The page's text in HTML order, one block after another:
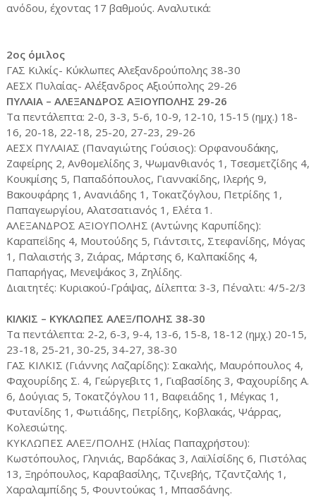
ανόδου, έχοντας 17 βαθμούς. Αναλυτικά:
2ος όμιλος
ΓΑΣ Κιλκίς- Κύκλωπες Αλεξανδρούπολης 38-30
ΑΕΣΧ Πυλαίας- Αλέξανδρος Αξιούπολης 29-26
ΠΥΛΑΙΑ – ΑΛΕΞΑΝΔΡΟΣ ΑΞΙΟΥΠΟΛΗΣ 29-26
Τα πεντάλεπτα: 2-0, 3-3, 5-6, 10-9, 12-10, 15-15 (ημχ.) 18-
16, 20-18, 22-18, 25-20, 27-23, 29-26
ΑΕΣΧ ΠΥΛΑΙΑΣ (Παναγιώτης Γούσιος): Ορφανουδάκης,
Ζαφείρης 2, Ανθομελίδης 3, Ψωμανθιανός 1, Τσεσμετζίδης 4,
Κουκμίσης 5, Παπαδόπουλος, Γιαννακίδης, Ιλερής 9,
Βακουφάρης 1, Ανανιάδης 1, Τοκατζόγλου, Πετρίδης 1,
Παπαγεωργίου, Αλατσατιανός 1, Ελέτα 1.
ΑΛΕΞΑΝΔΡΟΣ ΑΞΙΟΥΠΟΛΗΣ (Αντώνης Καρυπίδης):
Καραπεΐδης 4, Μουτούδης 5, Γιάντσιτς, Στεφανίδης, Μόγας
1, Παλαιστής 3, Ζιάρας, Μάρτσης 6, Καλπακίδης 4,
Παπαρήγας, Μενεψάκος 3, Ζηλίδης.
Διαιτητές: Κυριακού-Γράψας, Δίλεπτα: 3-3, Πέναλτι: 4/5-2/3
ΚΙΛΚΙΣ – ΚΥΚΛΩΠΕΣ ΑΛΕΞ/ΠΟΛΗΣ 38-30
Τα πεντάλεπτα: 2-2, 6-3, 9-4, 13-6, 15-8, 18-12 (ημχ.) 20-15,
23-18, 25-21, 30-25, 34-27, 38-30
ΓΑΣ ΚΙΛΚΙΣ (Γιάννης Λαζαρίδης): Σακαλής, Μαυρόπουλος 4,
Φαχουρίδης Σ. 4, Γεώργεβιτς 1, Γιαβασίδης 3, Φαχουρίδης Α.
6, Δούγιας 5, Τοκατζόγλου 11, Βαφειάδης 1, Μέγκας 1,
Φυτανίδης 1, Φωτιάδης, Πετρίδης, Κοβλακάς, Ψάρρας,
Κολεσιώτης.
ΚΥΚΛΩΠΕΣ ΑΛΕΞ/ΠΟΛΗΣ (Ηλίας Παπαχρήστου):
Κωστόπουλος, Γληνιάς, Βαρδάκας 3, Λαϊλίσίδης 6, Πιστόλας
13, Ξηρόπουλος, Καραβασίλης, Τζινεβής, Τζαντζαλής 1,
Χαραλαμπίδης 5, Φουντούκας 1, Μπασδάνης.